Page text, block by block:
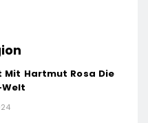
Hartmut Rosa Die